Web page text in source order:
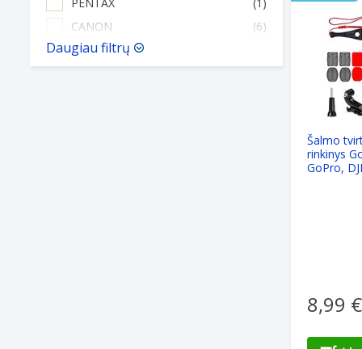
CANON
(6)
Daugiau filtrų
Šalmo
rinkinys
GoPro,
8,99 €